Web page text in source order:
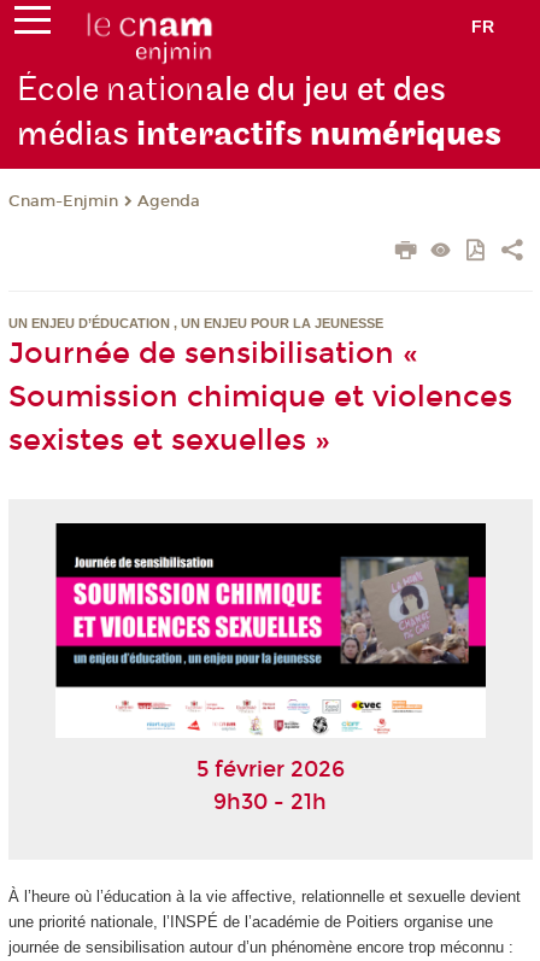
FR
École nationale du jeu et des
médias interactifs numériques
Cnam-Enjmin Agenda
UN ENJEU D’ÉDUCATION , UN ENJEU POUR LA JEUNESSE
Journée de sensibilisation «
Soumission chimique et violences
sexistes et sexuelles »
5 février 2026
9h30 - 21h
À l’heure où l’éducation à la vie affective, relationnelle et sexuelle devient
une priorité nationale, l’INSPÉ de l’académie de Poitiers organise une
journée de sensibilisation autour d’un phénomène encore trop méconnu :